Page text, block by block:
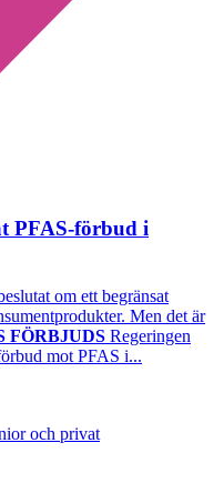
PFAS-förbud i
om ett begränsat
Men det är
FÖRBJUDS Regeringen
mot PFAS i...
och privat